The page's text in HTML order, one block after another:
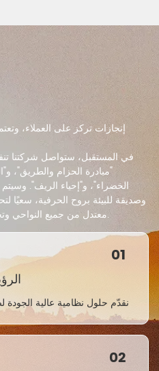
إنجازات تركز على العملاء،
في المستقبل، ستواصل شركتنا
"مبادرة الحزام والطريق"،
الخضراء"، و"إحياء الريف".
وصديقة للبيئة بروح الحرفية،
معتدل من جميع النواحي وتحقيق الحلم الصيني بالنهضة الوطنية.
01
نقدّم حلول نظامية عالية الجودة
02